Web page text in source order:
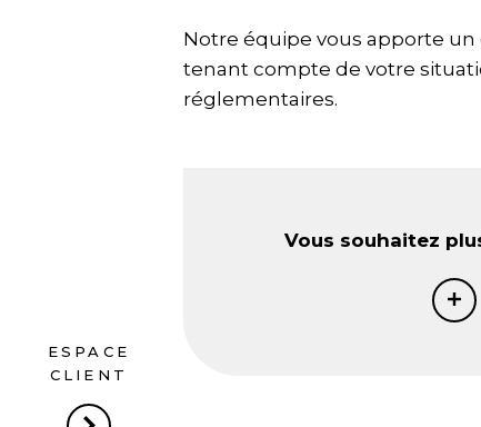
ESPACE
CLIENT
Notre équipe vous apporte
tenant compte de votre
réglementaires.
Vous souhaitez